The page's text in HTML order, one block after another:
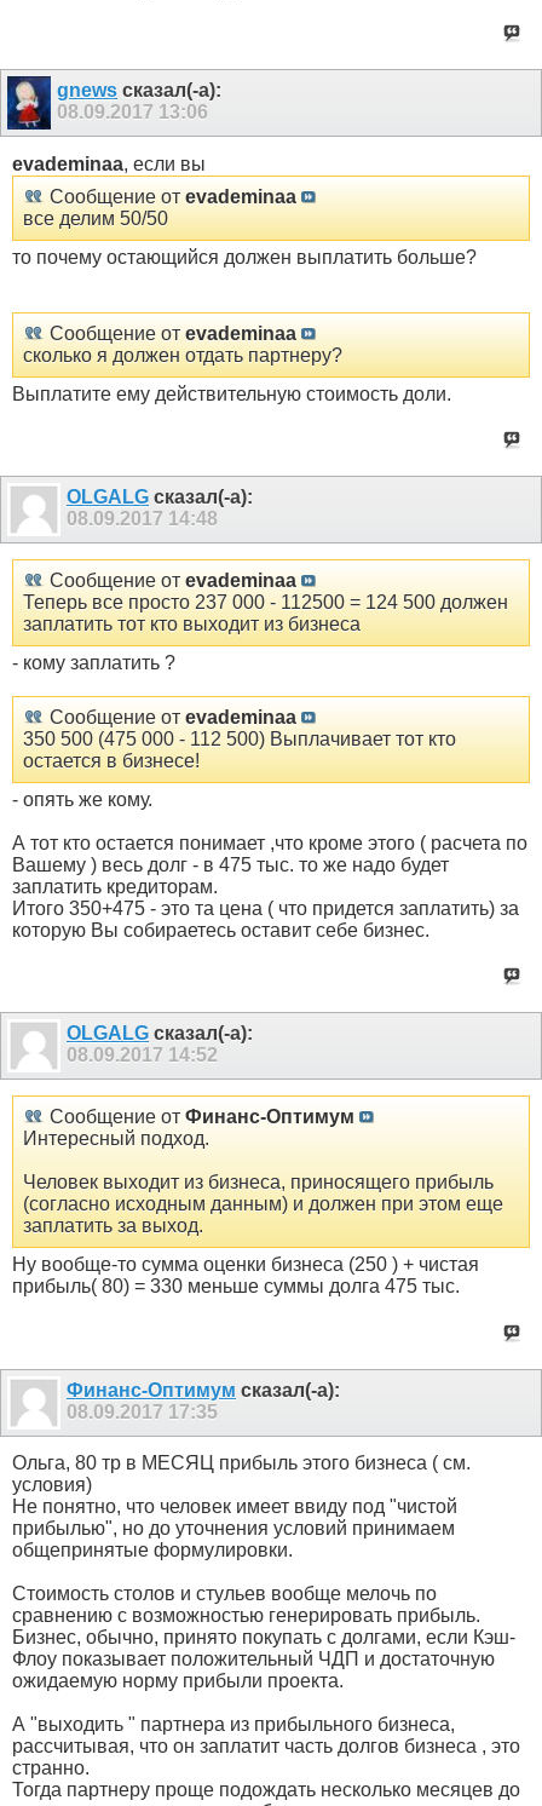
gnews сказал(-а):
08.09.2017 13:06
evademinaa, если вы
Сообщение от evademinaa
все делим 50/50
то почему остающийся должен выплатить больше?
Сообщение от evademinaa
сколько я должен отдать партнеру?
Выплатите ему действительную стоимость доли.
OLGALG сказал(-а):
08.09.2017 14:48
Сообщение от evademinaa
Теперь все просто 237 000 - 112500 = 124 500 должен
заплатить тот кто выходит из бизнеса
- кому заплатить ?
Сообщение от evademinaa
350 500 (475 000 - 112 500) Выплачивает тот кто
остается в бизнесе!
- опять же кому.
А тот кто остается понимает ,что кроме этого ( расчета по
Вашему ) весь долг - в 475 тыс. то же надо будет
заплатить кредиторам.
Итого 350+475 - это та цена ( что придется заплатить) за
которую Вы собираетесь оставит себе бизнес.
OLGALG сказал(-а):
08.09.2017 14:52
Сообщение от Финанс-Оптимум
Интересный подход.
Человек выходит из бизнеса, приносящего прибыль
(согласно исходным данным) и должен при этом еще
заплатить за выход.
Ну вообще-то сумма оценки бизнеса (250 ) + чистая
прибыль( 80) = 330 меньше суммы долга 475 тыс.
Финанс-Оптимум сказал(-а):
08.09.2017 17:35
Ольга, 80 тр в МЕСЯЦ прибыль этого бизнеса ( см.
условия)
Не понятно, что человек имеет ввиду под "чистой
прибылью", но до уточнения условий принимаем
общепринятые формулировки.
Стоимость столов и стульев вообще мелочь по
сравнению с возможностью генерировать прибыль.
Бизнес, обычно, принято покупать с долгами, если Кэш-
Флоу показывает положительный ЧДП и достаточную
ожидаемую норму прибыли проекта.
А "выходить " партнера из прибыльного бизнеса,
рассчитывая, что он заплатит часть долгов бизнеса , это
странно.
Тогда партнеру проще подождать несколько месяцев до